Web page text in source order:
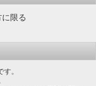
限る
。